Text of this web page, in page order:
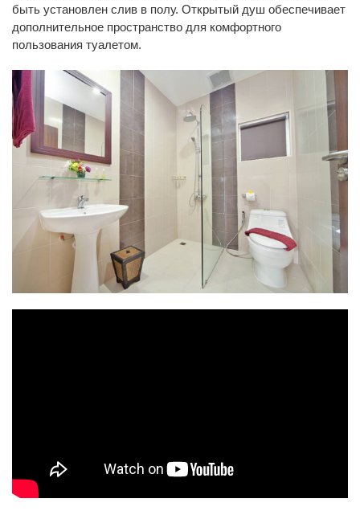
быть установлен слив в полу. Открытый душ обеспечивает
дополнительное пространство для комфортного
пользования туалетом.